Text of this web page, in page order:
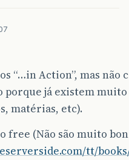
“…in Action”, mas não
porque já existem
matérias, etc).
free (Não são muito
tt/